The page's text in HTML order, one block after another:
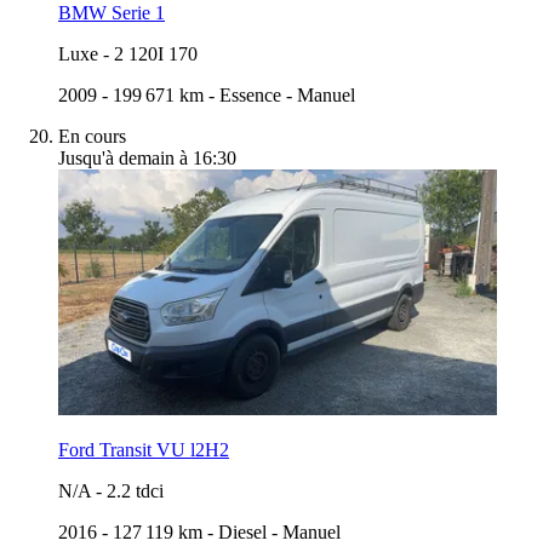
BMW Serie 1
Luxe - 2 120I 170
2009 - 199 671 km - Essence - Manuel
En cours
Jusqu'à demain à 16:30
Ford Transit VU l2H2
N/A - 2.2 tdci
2016 - 127 119 km - Diesel - Manuel